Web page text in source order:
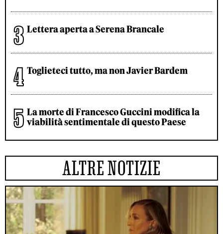
Lettera aperta a Serena Brancale
Toglieteci tutto, ma non Javier Bardem
La morte di Francesco Guccini modifica la
viabilità sentimentale di questo Paese
ALTRE NOTIZIE